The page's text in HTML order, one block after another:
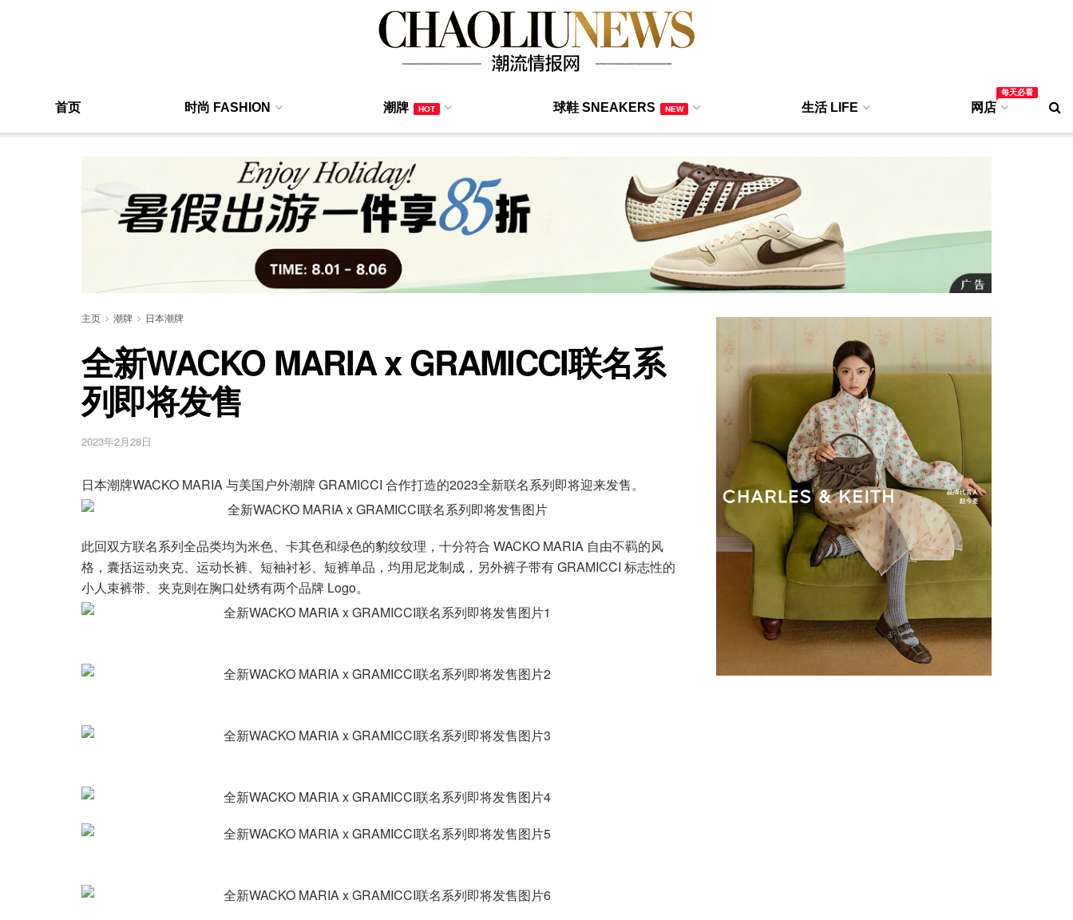
首页 时尚 FASHION 潮牌 HOT 球鞋 SNEAKERS NEW 生活 LIFE 网店
每天必看
主页 潮牌 日本潮牌
全新WACKO MARIA x GRAMICCI联名系
列即将发售
2023年2月28日
日本潮牌WACKO MARIA 与美国户外潮牌 GRAMICCI 合作打造的2023全新联名系列即将迎来发售。
此回双方联名系列全品类均为米色、卡其色和绿色的豹纹纹理，十分符合 WACKO MARIA 自由不羁的风
格，囊括运动夹克、运动长裤、短袖衬衫、短裤单品，均用尼龙制成，另外裤子带有 GRAMICCI 标志性的
小人束裤带、夹克则在胸口处绣有两个品牌 Logo。